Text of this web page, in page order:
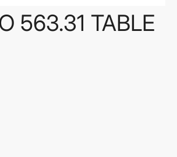
563.31 TABLE